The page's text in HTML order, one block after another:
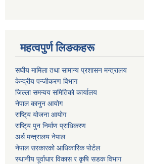
महत्वपुर्ण लिङकहरू
स‌घीय मामिला तथा सामान्य प्रशासन मन्त्रालय
केन्द्रीय पन्जीकरण विभाग
जिल्ला समन्वय समितिको कार्यालय
नेपाल कानुन आयोग
राष्टि्य योजना आयोग
राष्टि्य पुन निर्माण प्राधिकरण
अर्थ मन्त्रालय नेपाल
नेपाल सरकारको आधिकारिक पोर्टल
स्थानीय पूर्वाधार विकास र कृषि सडक विभाग